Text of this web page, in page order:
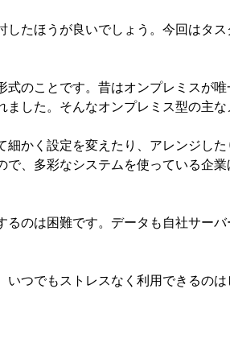
たほうが良いでしょう。今回はタ
のことです。昔はオンプレミスが
した。そんなオンプレミス型の主な
かく設定を変えたり、アレンジし
、多彩なシステムを使っている企
のは困難です。データも自社サー
つでもストレスなく利用できるの